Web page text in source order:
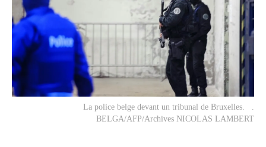
La police belge devant un tribunal de Bruxelles. .
BELGA/AFP/Archives NICOLAS LAMBERT